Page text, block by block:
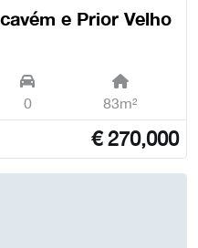
e Prior Velho
0 83m²
€270,000